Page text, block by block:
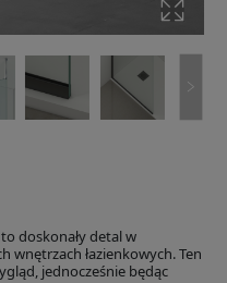
doskonały detal w
wnętrzach łazienkowych. Ten
jednocześnie będąc